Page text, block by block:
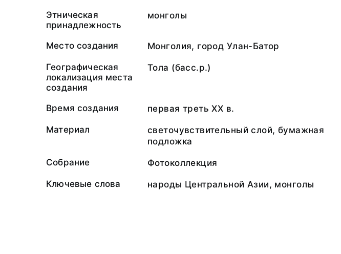
Этническая
принадлежность
монголы
Место создания Монголия, город Улан-Батор
Географическая
локализация места
создания
Тола (басс.р.)
Время создания первая треть ХХ в.
Материал
светочувствительный слой, бумажная
подложка
Собрание Фотоколлекция
Ключевые слова народы Центральной Азии, монголы